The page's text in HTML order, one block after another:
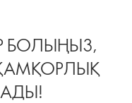
БОЛЫҢЫЗ,